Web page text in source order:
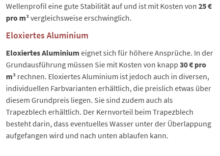
Wellenprofil eine gute Stabilität auf und ist mit Kosten von 25 €
pro m²vergleichsweise erschwinglich.
Eloxiertes Aluminium
Eloxiertes Aluminium eignet sich für höhere Ansprüche. In der
Grundausführung müssen Sie mit Kosten von knapp 30 € pro
m² rechnen. Eloxiertes Aluminium ist jedoch auch in diversen,
individuellen Farbvarianten erhältlich, die preislich etwas über
diesem Grundpreis liegen. Sie sind zudem auch als
Trapezblech erhältlich. Der Kernvorteil beim Trapezblech
besteht darin, dass eventuelles Wasser unter der Überlappung
aufgefangen wird und nach unten ablaufen kann.